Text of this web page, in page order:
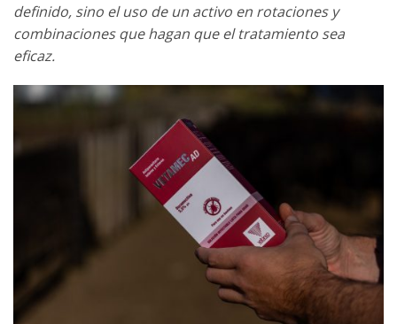
definido, sino el uso de un activo en rotaciones y
combinaciones que hagan que el tratamiento sea
eficaz.